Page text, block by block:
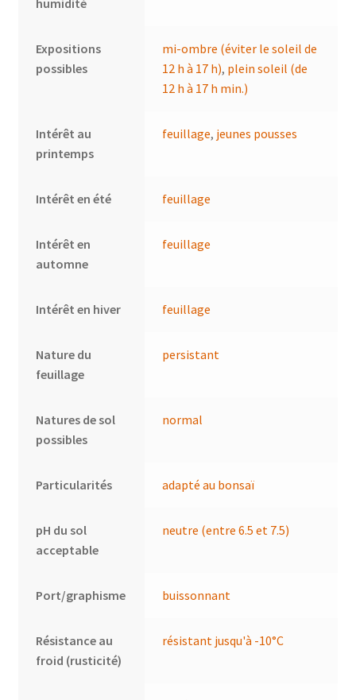
humidité
Expositions
possibles
mi-ombre (éviter le soleil de
12 h à 17 h), plein soleil (de
12 h à 17 h min.)
Intérêt au
printemps
feuillage, jeunes pousses
Intérêt en été feuillage
Intérêt en
automne
feuillage
Intérêt en hiver feuillage
Nature du
feuillage
persistant
Natures de sol
possibles
normal
Particularités adapté au bonsaï
pH du sol
acceptable
neutre (entre 6.5 et 7.5)
Port/graphisme buissonnant
Résistance au
froid (rusticité)
résistant jusqu'à -10°C